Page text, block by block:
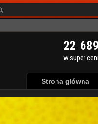
Strona główna